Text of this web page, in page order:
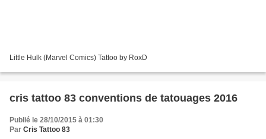
Little Hulk (Marvel Comics) Tattoo by RoxD
cris tattoo 83 conventions de tatouages 2016
Publié le 28/10/2015 à 01:30
Par Cris Tattoo 83